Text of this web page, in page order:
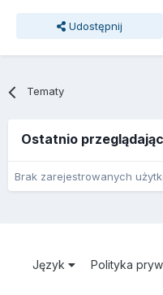
Udostępnij
Tematy
Ostatnio
Brak zarejestrowanych
Język Polityka